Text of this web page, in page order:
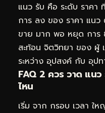
แนว รับ คือ ระดับ ราค
การ ลง ของ ราคา แนว
ขาย มาก พอ หยุด การ
สะท้อน จิตวิทยา ของ ผู้
ระหว่าง อุปสงค์ กับ อุปท
FAQ 2 ควร วาด แน
ไหน
เริ่ม จาก กรอบ เวลา ใ